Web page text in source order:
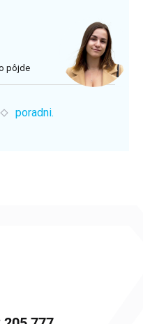
pôjde
poradni.